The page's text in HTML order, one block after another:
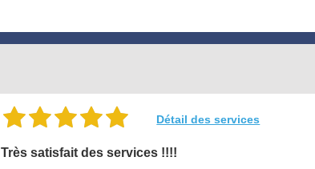
Détail des services
Très satisfait des services !!!!